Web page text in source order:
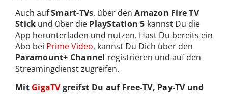
Auch aufSmart-TVs, über denAmazon Fire TV
Stick und über die PlayStation 5 kannst Du die
App herunterladen und nutzen. Hast Du bereits ein
Abo bei Prime Video, kannst Du Dich über den
Paramount+ Channel registrieren und auf den
Streamingdienst zugreifen.
Mit GigaTVgreifst Du auf Free-TV, Pay-TV und